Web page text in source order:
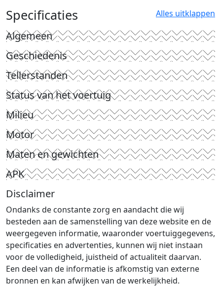
Specificaties Alles uitklappen
Algemeen
Geschiedenis
Tellerstanden
Status van het voertuig
Milieu
Motor
Maten en gewichten
APK
Disclaimer
Ondanks de constante zorg en aandacht die wij
besteden aan de samenstelling van deze website en de
weergegeven informatie, waaronder voertuiggegevens,
specificaties en advertenties, kunnen wij niet instaan
voor de volledigheid, juistheid of actualiteit daarvan.
Een deel van de informatie is afkomstig van externe
bronnen en kan afwijken van de werkelijkheid.